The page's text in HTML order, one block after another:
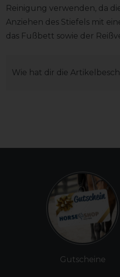
Reinigung verwenden, da
Anziehen des Stiefels mit
das Fußbett sowie der
Wie hat dir die
Gutscheine